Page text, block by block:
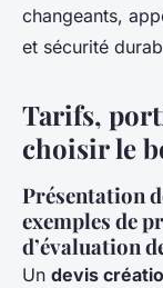
changeants,
et sécurité
Tarifs,
choisir le
Présentation
exemples de
d’évaluation
Un devis